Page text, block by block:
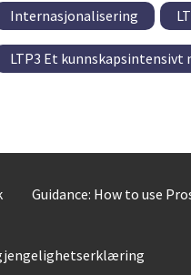
Internasjonalisering
LTP3 Et
Guidance: How to use